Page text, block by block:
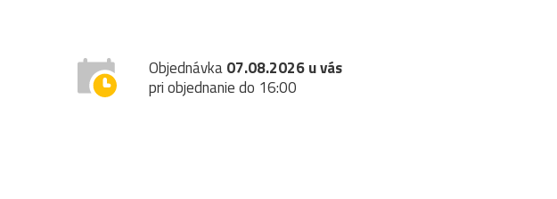
Objednávka07.08.2026 u vás
pri objednanie do 16:00